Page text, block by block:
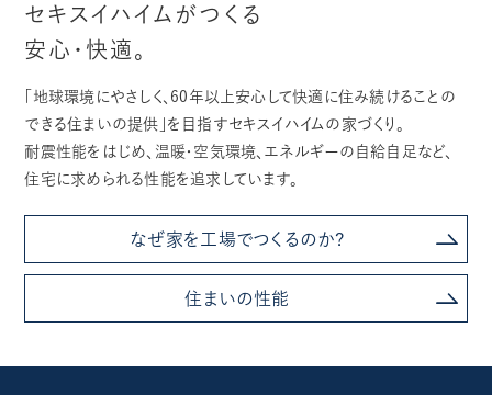
セキスイハイムがつくる
安心・快適。
「地球環境にやさしく、60年以上安心して快適に住み続けることの
できる住まいの提供」を目指すセキスイハイムの家づくり。
耐震性能をはじめ、温暖・空気環境、エネルギーの自給自足など、
住宅に求められる性能を追求しています。
なぜ家を工場でつくるのか?
住まいの性能